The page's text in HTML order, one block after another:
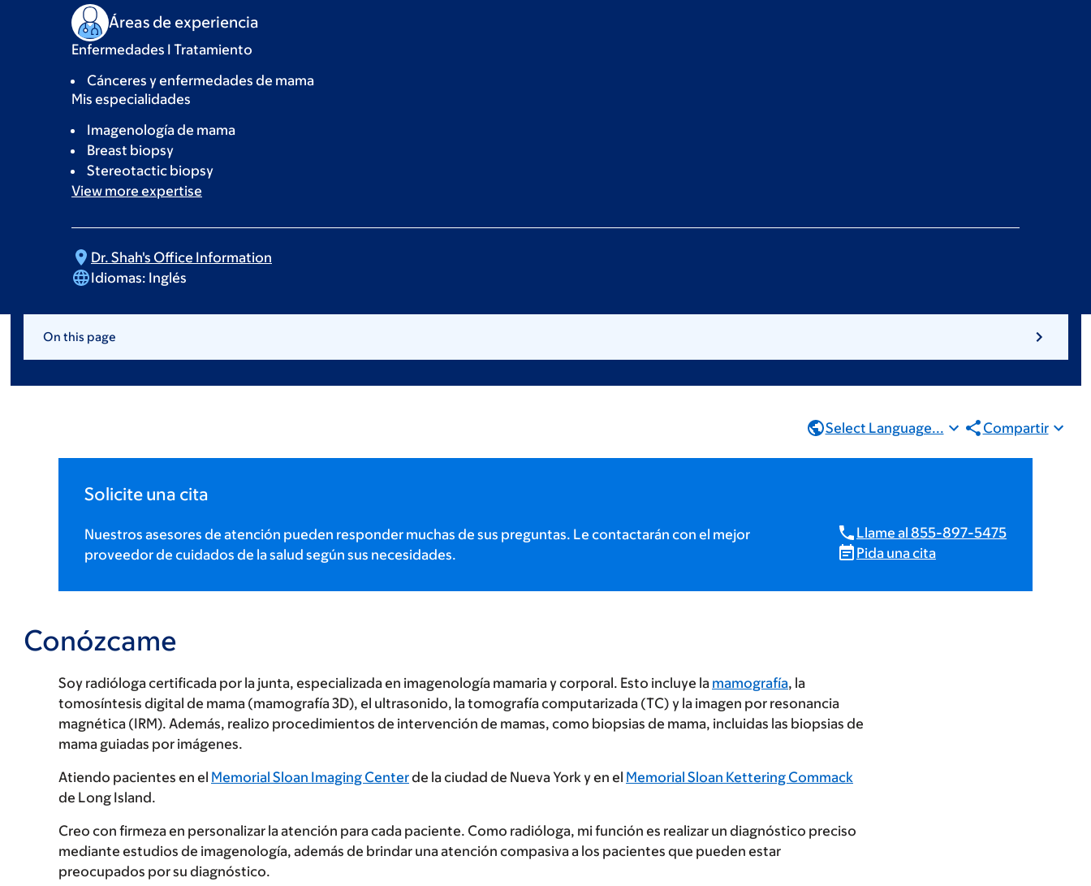
Áreas de experiencia
Enfermedades I Tratamiento
Cánceres y enfermedades de mama
Mis especialidades
Imagenología de mama
Breast biopsy
Stereotactic biopsy
View more expertise
Dr. Shah's Office Information
Idiomas: Inglés
On this page
Select Language... Compartir
Solicite una cita
Nuestros asesores de atención pueden responder muchas de sus preguntas. Le contactarán con el mejor
proveedor de cuidados de la salud según sus necesidades.
Llame al 855-897-5475
Pida una cita
Conózcame
Soy radióloga certificada por la junta, especializada en imagenología mamaria y corporal. Esto incluye la mamografía, la
tomosíntesis digital de mama (mamografía 3D), el ultrasonido, la tomografía computarizada (TC) y la imagen por resonancia
magnética (IRM). Además, realizo procedimientos de intervención de mamas, como biopsias de mama, incluidas las biopsias de
mama guiadas por imágenes.
Atiendo pacientes en el Memorial Sloan Imaging Centerde la ciudad de Nueva York y en el Memorial Sloan Kettering Commack
de Long Island.
Creo con firmeza en personalizar la atención para cada paciente. Como radióloga, mi función es realizar un diagnóstico preciso
mediante estudios de imagenología, además de brindar una atención compasiva a los pacientes que pueden estar
preocupados por su diagnóstico.